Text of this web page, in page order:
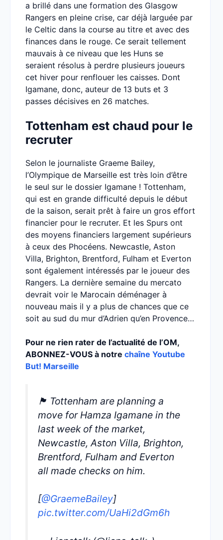
a brillé dans une formation des Glasgow
Rangers en pleine crise, car déjà larguée par
le Celtic dans la course au titre et avec des
finances dans le rouge. Ce serait tellement
mauvais à ce niveau que les Huns se
seraient résolus à perdre plusieurs joueurs
cet hiver pour renflouer les caisses. Dont
Igamane, donc, auteur de 13 buts et 3
passes décisives en 26 matches.
Tottenham est chaud pour le
recruter
Selon le journaliste Graeme Bailey,
l’Olympique de Marseille est très loin d’être
le seul sur le dossier Igamane ! Tottenham,
qui est en grande difficulté depuis le début
de la saison, serait prêt à faire un gros effort
financier pour le recruter. Et les Spurs ont
des moyens financiers largement supérieurs
à ceux des Phocéens. Newcastle, Aston
Villa, Brighton, Brentford, Fulham et Everton
sont également intéressés par le joueur des
Rangers. La dernière semaine du mercato
devrait voir le Marocain déménager à
nouveau mais il y a plus de chances que ce
soit au sud du mur d’Adrien qu’en Provence…
Pour ne rien rater de l’actualité de l’OM,
ABONNEZ-VOUS à notre chaîne Youtube
But! Marseille
🏴󠁧󠁢󠁥󠁮󠁧󠁿 Tottenham are planning a
move for Hamza Igamane in the
last week of the market,
Newcastle, Aston Villa, Brighton,
Brentford, Fulham and Everton
all made checks on him.
[@GraemeBailey]
pic.twitter.com/UaHi2dGm6h